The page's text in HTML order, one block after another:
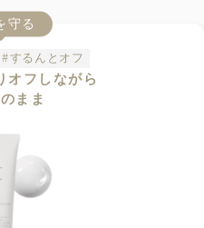
守る
#するんとオフ
オフしながら
まま